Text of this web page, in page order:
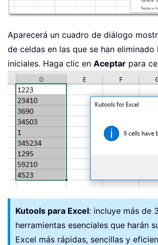
Aparecerá un cuadro de diálogo
de celdas en las que se han eliminado
iniciales. Haga clic en Aceptar para
Kutools para Excel: incluye más de
herramientas esenciales que harán
Excel más rápidas, sencillas y